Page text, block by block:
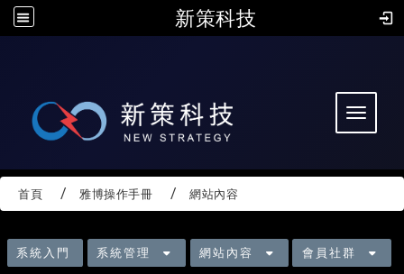
新策科技
Toggle
首頁 雅博操作手冊 網站內容
系統入門 系統管理 網站內容 會員社群